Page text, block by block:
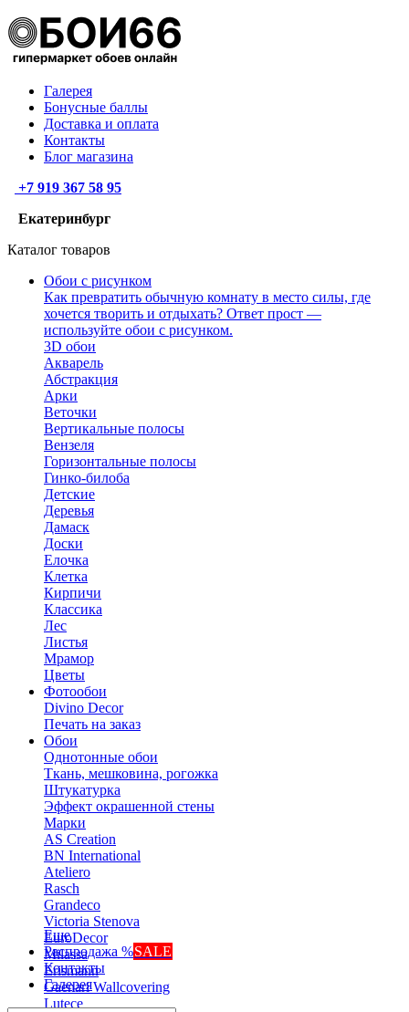
Галерея
Бонусные баллы
Доставка и оплата
Контакты
Блог магазина
+7 919 367 58 95
Екатеринбург
Каталог товаров
Обои с рисунком
Как превратить обычную комнату в место силы, где
хочется творить и отдыхать? Ответ прост —
используйте обои с рисунком.
3D обои
Акварель
Абстракция
Арки
Веточки
Вертикальные полосы
Вензеля
Горизонтальные полосы
Гинко-билоба
Детские
Деревья
Дамаск
Доски
Елочка
Клетка
Кирпичи
Классика
Лес
Листья
Мрамор
Цветы
Фотообои
Divino Decor
Печать на заказ
Обои
Однотонные обои
Ткань, мешковина, рогожка
Штукатурка
Эффект окрашенной стены
Марки
AS Creation
BN International
Ateliero
Rasch
Grandeco
Victoria Stenova
EuroDecor
Milassa
Erismann
Gaenari Wallcovering
Lutece
Еще
Распродажа %SALE
Контакты
Галерея